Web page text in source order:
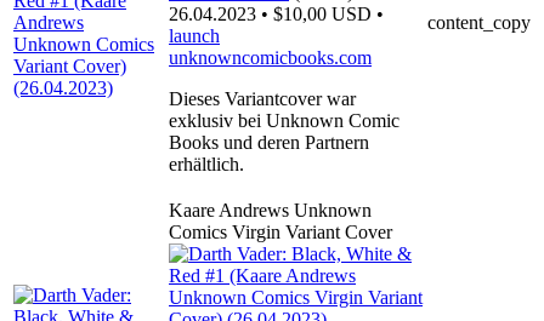
26.04.2023 • $10,00 USD •
launch
unknowncomicbooks.com
Dieses Variantcover war
exklusiv bei Unknown Comic
Books und deren Partnern
erhältlich.
content_copy
Kaare Andrews Unknown
Comics Virgin Variant Cover